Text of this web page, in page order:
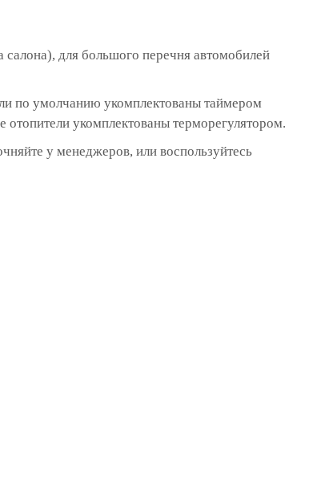
для большого перечня автомобилей
по умолчанию укомплектованы таймером
укомплектованы терморегулятором.
у менеджеров, или воспользуйтесь